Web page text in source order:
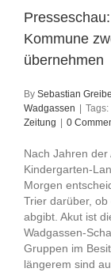
Kommune
übernehmen
By Sebastian
Wadgassen
Tags:
Zeitung
0
Nach Jahren
Kindergarten-
Morgen
Trier darüber,
abgibt. Akut ist
Wadgassen-
Gruppen im
längerem sind